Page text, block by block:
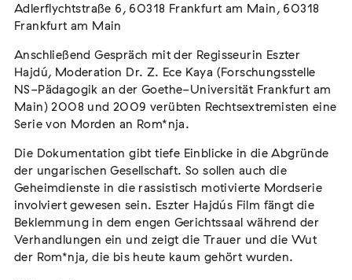
Der Weg der Sinti und Roma
Extern
02. August 2026 - 16. August 2026
Tag der Menschlichkeit Verband Deutscher
Sinti und Roma, Landesverband Rheinland-
Pfalz nimmt teil
Adlerflychtstraße 6, 60318 Frankfurt am Main, 60318
Frankfurt am Main
Anschließend Gespräch mit der Regisseurin Eszter
Hajdú, Moderation Dr. Z. Ece Kaya (Forschungsstelle
NS-Pädagogik an der Goethe-Universität Frankfurt am
Main) 2008 und 2009 verübten Rechtsextremisten eine
Serie von Morden an Rom*nja.
Die Dokumentation gibt tiefe Einblicke in die Abgründe
der ungarischen Gesellschaft. So sollen auch die
Geheimdienste in die rassistisch motivierte Mordserie
involviert gewesen sein. Eszter Hajdús Film fängt die
Beklemmung in dem engen Gerichtssaal während der
Verhandlungen ein und zeigt die Trauer und die Wut
der Rom*nja, die bis heute kaum gehört wurden.